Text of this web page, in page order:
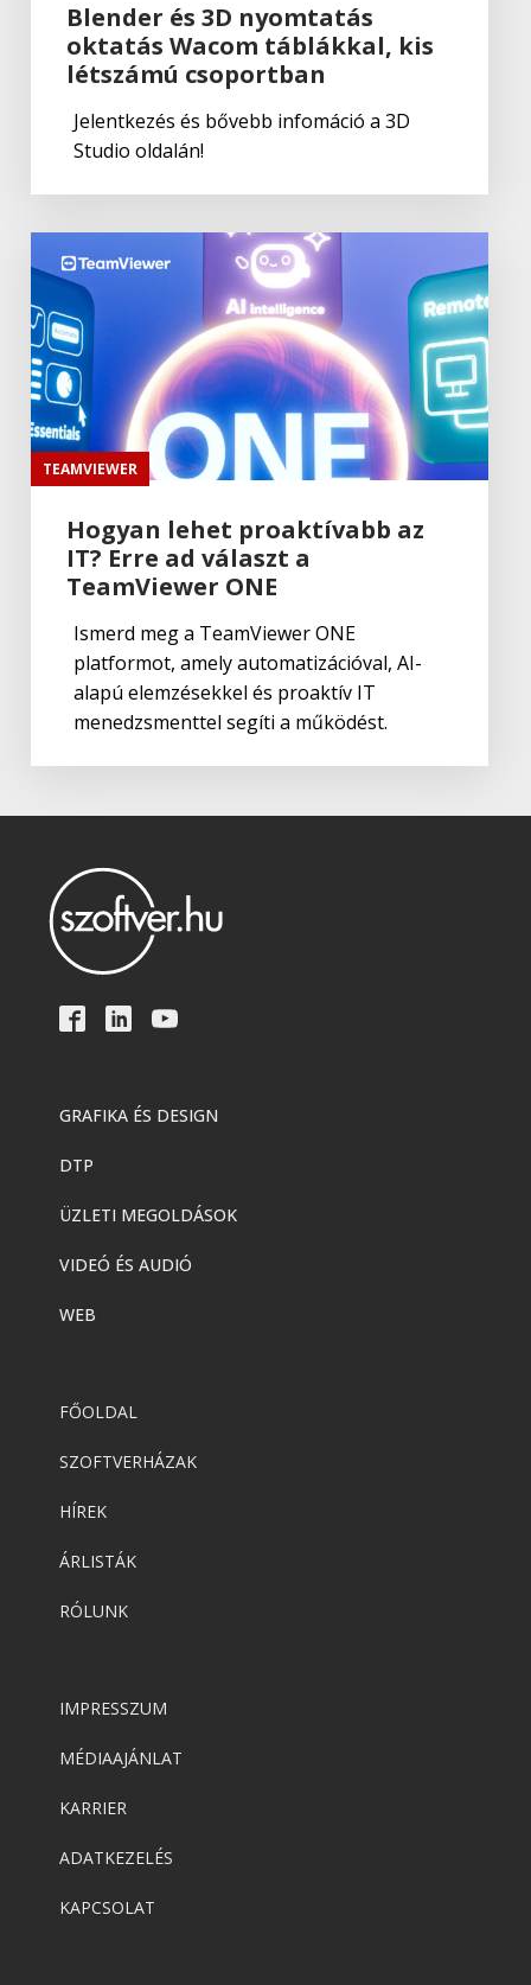
Autodesk
Autodesk Fusion 360 2022
Autodesk
Autodesk AutoCAD LT 2023
Autodesk
Autodesk Maya 2024
Autodesk
Autodesk 3ds Max 2023
Blender és 3D nyomtatás
oktatás Wacom táblákkal, kis
létszámú csoportban
Jelentkezés és bővebb infomáció a 3D
Studio oldalán!
TEAMVIEWER
Hogyan lehet proaktívabb az
IT? Erre ad választ a
TeamViewer ONE
Ismerd meg a TeamViewer ONE
platformot, amely automatizációval, AI-
alapú elemzésekkel és proaktív IT
menedzsmenttel segíti a működést.
GRAFIKA ÉS DESIGN
DTP
ÜZLETI MEGOLDÁSOK
VIDEÓ ÉS AUDIÓ
WEB
FŐOLDAL
SZOFTVERHÁZAK
HÍREK
ÁRLISTÁK
RÓLUNK
IMPRESSZUM
MÉDIAAJÁNLAT
KARRIER
ADATKEZELÉS
KAPCSOLAT